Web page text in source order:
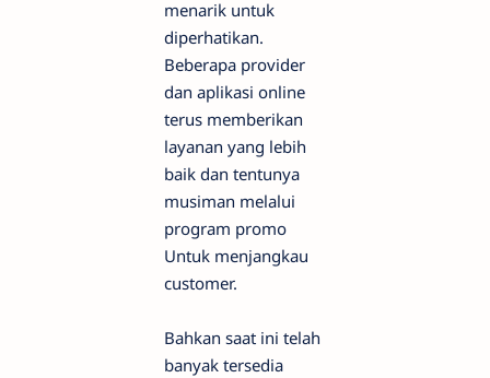
menarik untuk
diperhatikan.
Beberapa provider
dan aplikasi online
terus memberikan
layanan yang lebih
baik dan tentunya
musiman melalui
program promo
Untuk menjangkau
customer.
Bahkan saat ini telah
banyak tersedia